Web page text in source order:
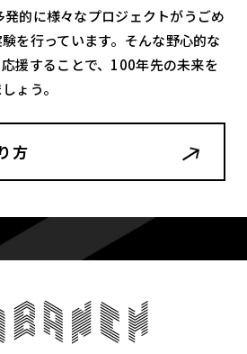
的に様々なプロジェクトがうごめ
を行っています。そんな野心的な
援することで、100年先の未来を
ょう。
方